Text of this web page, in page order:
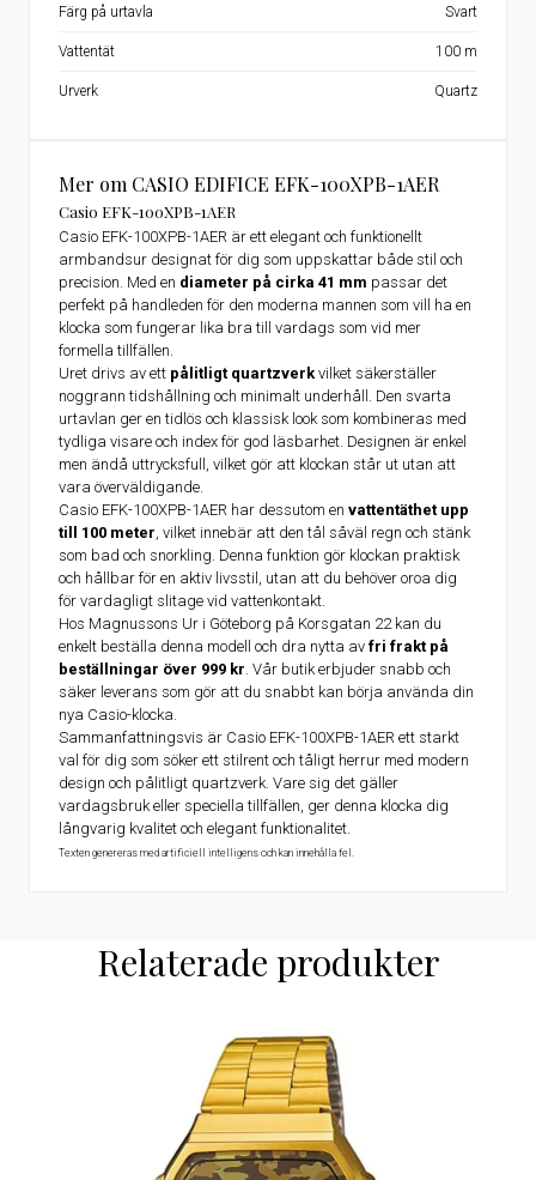
Mer om CASIO EDIFICE EFK-100XPB-1AER
Casio EFK-100XPB-1AER
Casio EFK-100XPB-1AER är ett elegant och funktionellt
armbandsur designat för dig som uppskattar både stil och
precision. Med en diameter på cirka 41 mm passar det
perfekt på handleden för den moderna mannen som vill ha en
klocka som fungerar lika bra till vardags som vid mer
formella tillfällen.
Uret drivs av ett pålitligt quartzverkvilket säkerställer
noggrann tidshållning och minimalt underhåll. Den svarta
urtavlan ger en tidlös och klassisk look som kombineras med
tydliga visare och index för god läsbarhet. Designen är enkel
men ändå uttrycksfull, vilket gör att klockan står ut utan att
vara överväldigande.
Casio EFK-100XPB-1AER har dessutom en vattentäthet upp
till 100 meter, vilket innebär att den tål såväl regn och stänk
som bad och snorkling. Denna funktion gör klockan praktisk
och hållbar för en aktiv livsstil, utan att du behöver oroa dig
för vardagligt slitage vid vattenkontakt.
Hos Magnussons Ur i Göteborg på Korsgatan 22 kan du
enkelt beställa denna modell och dra nytta av fri frakt på
beställningar över 999 kr. Vår butik erbjuder snabb och
säker leverans som gör att du snabbt kan börja använda din
nya Casio-klocka.
Sammanfattningsvis är Casio EFK-100XPB-1AER ett starkt
val för dig som söker ett stilrent och tåligt herrur med modern
design och pålitligt quartzverk. Vare sig det gäller
vardagsbruk eller speciella tillfällen, ger denna klocka dig
långvarig kvalitet och elegant funktionalitet.
Texten genereras med artificiell intelligens och kan innehålla fel.
Färg på urtavla Svart
Vattentät 100 m
Urverk Quartz
Relaterade produkter